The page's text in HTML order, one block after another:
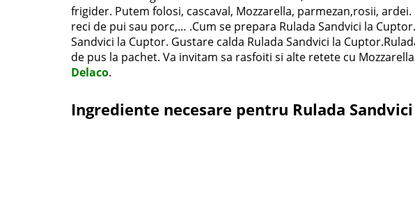
frigider. Putem folosi, cascaval, Mozzarella, parmezan,rosii,
reci de pui sau porc,… .Cum se prepara Rulada Sandvici la
Sandvici la Cuptor. Gustare calda Rulada Sandvici la
de pus la pachet. Va invitam sa rasfoiti si alte retete cu
Delaco.
Ingrediente necesare pentru Rulada